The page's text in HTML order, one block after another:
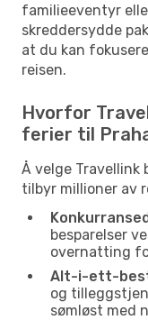
familieeventyr
skreddersydde
at du kan
reisen.
Hvorfor
ferier til
Å velge Travellink
tilbyr millioner av
besparelser
overnatting
Alt-i-ett-
og
sømløst med